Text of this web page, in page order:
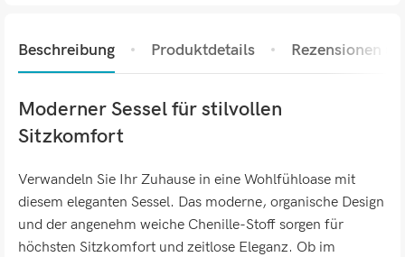
Beschreibung Produktdetails Rezensionen (0)
Moderner Sessel für stilvollen
Sitzkomfort
Verwandeln Sie Ihr Zuhause in eine Wohlfühloase mit
diesem eleganten Sessel. Das moderne, organische Design
und der angenehm weiche Chenille-Stoff sorgen für
höchsten Sitzkomfort und zeitlose Eleganz. Ob im